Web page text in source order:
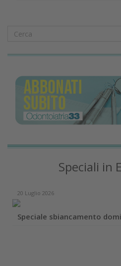
Speciali in
20 Luglio 2026
Speciale sbiancamento